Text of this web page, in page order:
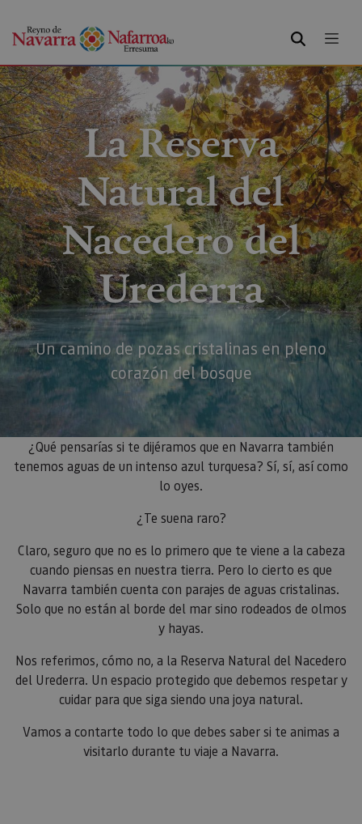
BUSCAR
La Reserva
Natural del
Nacedero del
Urederra
Un camino de pozas cristalinas en pleno
corazón del bosque
¿Qué pensarías si te dijéramos que en Navarra también
tenemos aguas de un intenso azul turquesa? Sí, sí, así como
lo oyes.
¿Te suena raro?
Claro, seguro que no es lo primero que te viene a la cabeza
cuando piensas en nuestra tierra. Pero lo cierto es que
Navarra también cuenta con parajes de aguas cristalinas.
Solo que no están al borde del mar sino rodeados de olmos
y hayas.
Nos referimos, cómo no, a la Reserva Natural del Nacedero
del Urederra. Un espacio protegido que debemos respetar y
cuidar para que siga siendo una joya natural.
Vamos a contarte todo lo que debes saber si te animas a
visitarlo durante tu viaje a Navarra.